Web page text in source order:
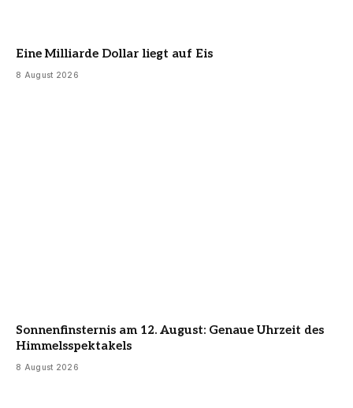
Eine Milliarde Dollar liegt auf Eis
8 August 2026
Sonnenfinsternis am 12. August: Genaue Uhrzeit des
Himmelsspektakels
8 August 2026